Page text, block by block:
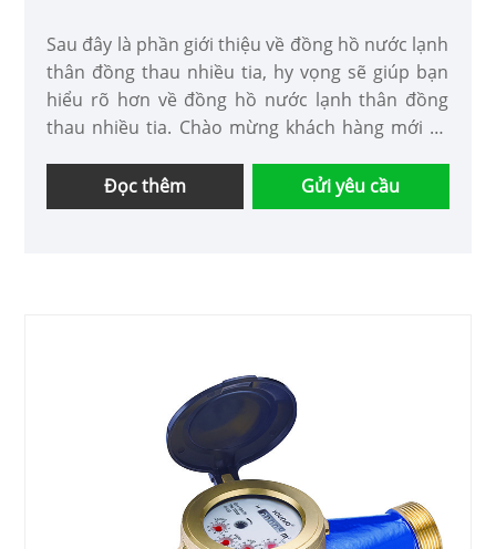
Sau đây là phần giới thiệu về đồng hồ nước lạnh
thân đồng thau nhiều tia, hy vọng sẽ giúp bạn
hiểu rõ hơn về đồng hồ nước lạnh thân đồng
thau nhiều tia. Chào mừng khách hàng mới và
tạo ra một tương lai tốt đẹp hơn!
Đọc thêm Gửi yêu cầu